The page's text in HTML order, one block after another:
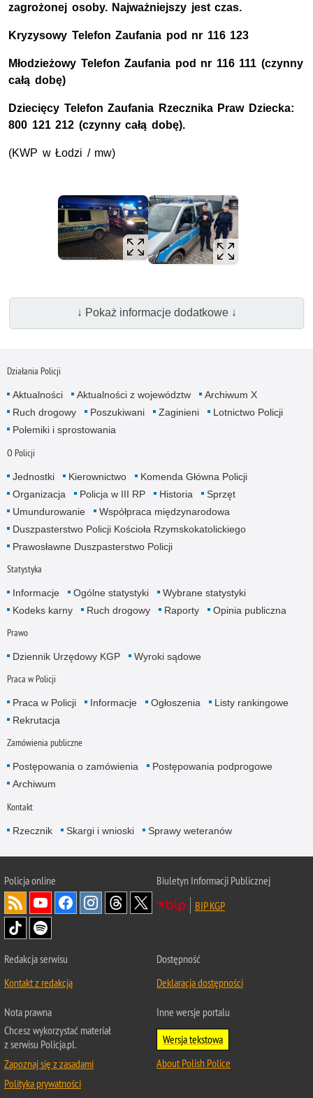
zagrożonej osoby. Najważniejszy jest czas.
Kryzysowy Telefon Zaufania pod nr 116 123
Młodzieżowy Telefon Zaufania pod nr 116 111 (czynny
całą dobę)
Dziecięcy Telefon Zaufania Rzecznika Praw Dziecka:
800 121 212 (czynny całą dobę).
(KWP w Łodzi / mw)
↓ Pokaż informacje dodatkowe ↓
Działania Policji
Aktualności Aktualności z województw
Archiwum X
Ruch drogowy
Poszukiwani Zaginieni
Lotnictwo Policji
Polemiki i sprostowania
O Policji
Jednostki Kierownictwo
Komenda Główna Policji
Organizacja
Policja w III RP Historia
Sprzęt
Umundurowanie
Współpraca międzynarodowa
Duszpasterstwo Policji Kościoła Rzymskokatolickiego
Prawosławne Duszpasterstwo Policji
Statystyka
Informacje Ogólne statystyki
Wybrane statystyki
Kodeks karny
Ruch drogowy Raporty Opinia publiczna
Prawo
Dziennik Urzędowy KGP Wyroki sądowe
Praca w Policji
Praca w Policji Informacje Ogłoszenia
Listy rankingowe
Rekrutacja
Zamówienia publiczne
Postępowania o zamówienia
Postępowania podprogowe
Archiwum
Kontakt
Rzecznik Skargi i wnioski Sprawy weteranów
Policjaonline
Biuletyn Informacji Publicznej
BIP KGP
Redakcja serwisu
Kontakt z redakcją
Dostępność
Deklaracja dostępności
Nota prawna
Chcesz wykorzystać materiał
z serwisu Policja.pl.
Zapoznaj się z zasadami
Polityka prywatności
Inne wersje portalu
Wersja tekstowa
About Polish Police